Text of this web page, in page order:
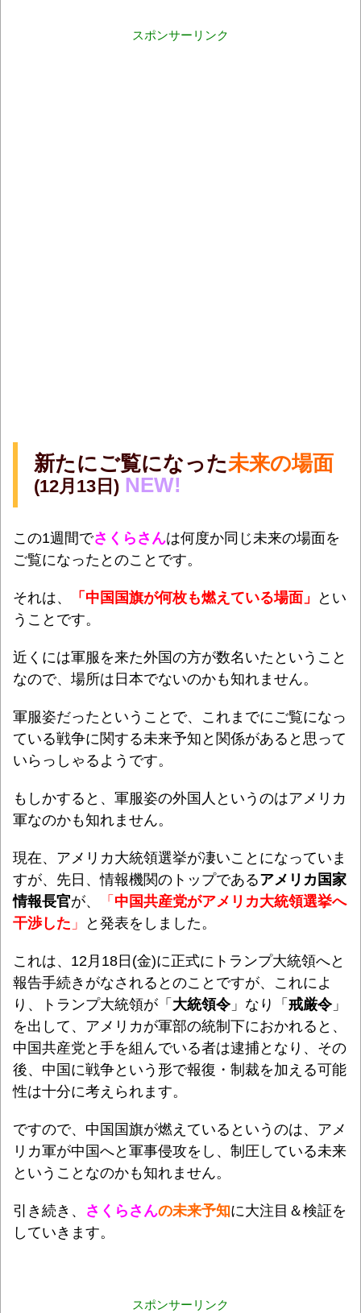
スポンサーリンク
新たにご覧になった未来の場面
(12月13日) NEW!
この1週間でさくらさんは何度か同じ未来の場面を
ご覧になったとのことです。
それは、 「中国国旗が何枚も燃えている場面」
とい
うことです。
近くには軍服を来た外国の方が数名いたということ
なので、場所は日本でないのかも知れません。
軍服姿だったということで、これまでにご覧になっ
ている戦争に関する未来予知と関係があると思って
いらっしゃるようです。
もしかすると、軍服姿の外国人というのはアメリカ
軍なのかも知れません。
現在、アメリカ大統領選挙が凄いことになっていま
すが、先日、情報機関のトップであるアメリカ国家
情報長官が、 「 中国共産党がアメリカ大統領選挙へ
干渉した 」 と発表をしました。
これは、12月18日(金)に正式にトランプ大統領へと
報告手続きがなされるとのことですが、これによ
り、トランプ大統領が「 大統領令」なり「 戒厳令」
を出して、アメリカが軍部の統制下におかれると、
中国共産党と手を組んでいる者は逮捕となり、その
後、中国に戦争という形で報復・制裁を加える可能
性は十分に考えられます。
ですので、中国国旗が燃えているというのは、アメ
リカ軍が中国へと軍事侵攻をし、制圧している未来
ということなのかも知れません。
引き続き、 さくらさんの未来予知に大注目＆検証を
していきます。
スポンサーリンク